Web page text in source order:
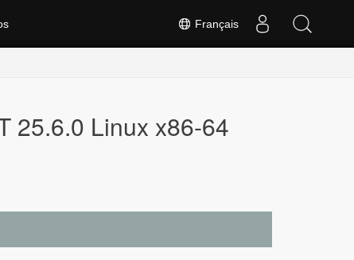
Français
25.6.0 Linux x86-64